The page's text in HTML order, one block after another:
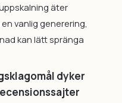
äter
vanlig generering,
kan lätt spränga
dyker